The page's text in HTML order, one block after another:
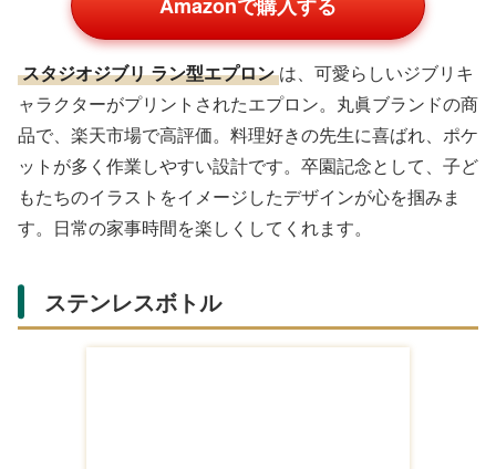
スタジオジブリ ラン型エプロン は、可愛らしいジブリキ
ャラクターがプリントされたエプロン。丸眞ブランドの商
品で、楽天市場で高評価。料理好きの先生に喜ばれ、ポケ
ットが多く作業しやすい設計です。卒園記念として、子ど
もたちのイラストをイメージしたデザインが心を掴みま
す。日常の家事時間を楽しくしてくれます。
ステンレスボトル